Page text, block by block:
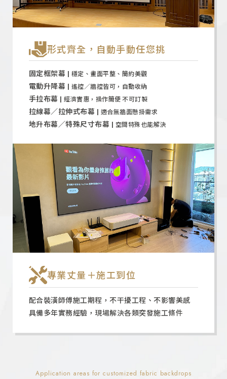
形式齊全，自動手動任您挑
固定框架幕 | 穩定、畫面平整、簡約美觀
電動升降幕 | 遙控／牆控皆可，自動收納
手拉布幕 |經濟實惠，操作簡便 不可訂製
拉線幕／拉伸式布幕 | 適合無牆面懸掛需求
地升布幕／特殊尺寸布幕 | 空間特殊也能解決
專業丈量＋施工到位
配合裝潢師傅施工期程，不干擾工程、不影響美感
具備多年實務經驗，現場解決各類突發施工條件
Application areas for customized fabric backdrops